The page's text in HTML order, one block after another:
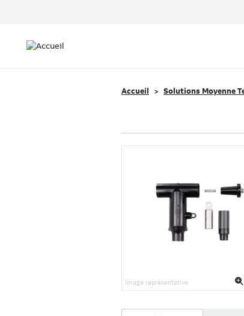
navigation
Accueil Solutions Moyenne
Image représentative